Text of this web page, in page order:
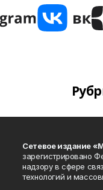
Сетевое издание
зарегистрировано
надзору в сфере
технологий и